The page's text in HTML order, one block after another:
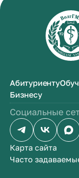
Абитуриенту
Бизнесу
Социальные
Карта сайта
Часто